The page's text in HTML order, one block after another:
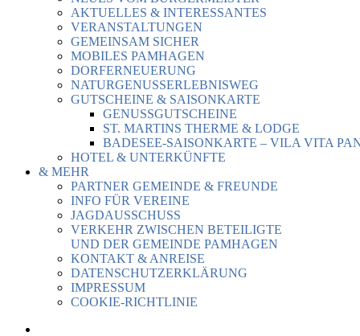
AKTUELLES & INTERESSANTES
VERANSTALTUNGEN
GEMEINSAM SICHER
MOBILES PAMHAGEN
DORFERNEUERUNG
NATURGENUSSERLEBNISWEG
GUTSCHEINE & SAISONKARTE
GENUSSGUTSCHEINE
ST. MARTINS THERME & LODGE
BADESEE-SAISONKARTE – VILA VITA
HOTEL & UNTERKÜNFTE
& MEHR
PARTNER GEMEINDE & FREUNDE
INFO FÜR VEREINE
JAGDAUSSCHUSS
VERKEHR ZWISCHEN BETEILIGTE
UND DER GEMEINDE PAMHAGEN
KONTAKT & ANREISE
DATENSCHUTZERKLÄRUNG
IMPRESSUM
COOKIE-RICHTLINIE